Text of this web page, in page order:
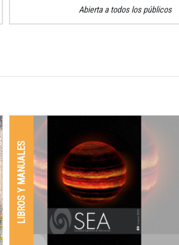
Abierta a todos los públicos
LIBROS Y MANUALES